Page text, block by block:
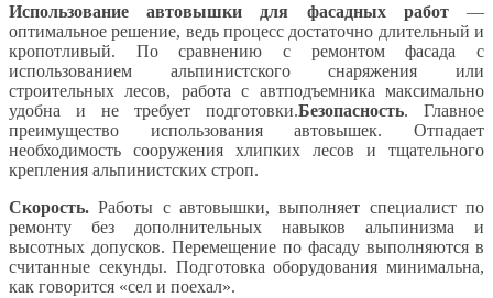
Использование автовышки для фасадных работ—
оптимальное решение, ведь процесс достаточно длительный и
кропотливый. По сравнению с ремонтом фасада с
использованием альпинистского снаряжения или
строительных лесов, работа с автподъемника максимально
удобна и не требует подготовки.Безопасность. Главное
преимущество использования автовышек. Отпадает
необходимость сооружения хлипких лесов и тщательного
крепления альпинистских строп.
Скорость. Работы с автовышки, выполняет специалист по
ремонту без дополнительных навыков альпинизма и
высотных допусков. Перемещение по фасаду выполняются в
считанные секунды. Подготовка оборудования минимальна,
как говорится «сел и поехал».